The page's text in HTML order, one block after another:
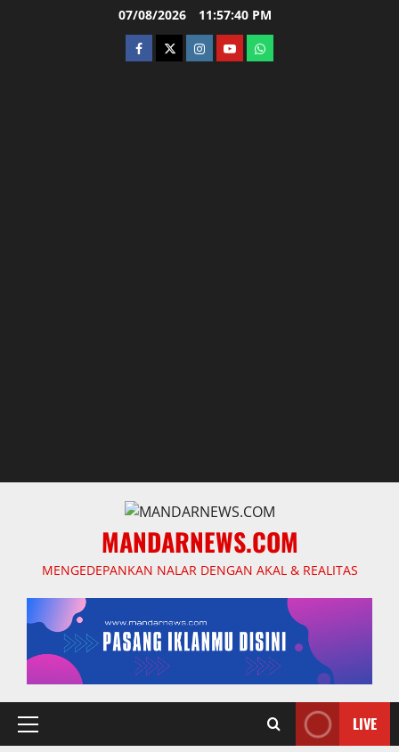
07/08/2026 11:57:42 PM
facebooktwitterinstagram.com
youtubewhatsapp
MANDARNEWS.COM
MENGEDEPANKAN NALAR DENGAN AKAL & REALITAS
Primary
LIVE